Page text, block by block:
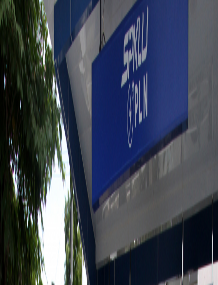
Hikmah
Opini
Konsultasi Syariah
Resonansi
Sejarah
Lensa
Iqtishodia
Sastra
Literasi Umat